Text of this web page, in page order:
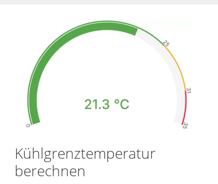
Kühlgrenztemperatur
berechnen